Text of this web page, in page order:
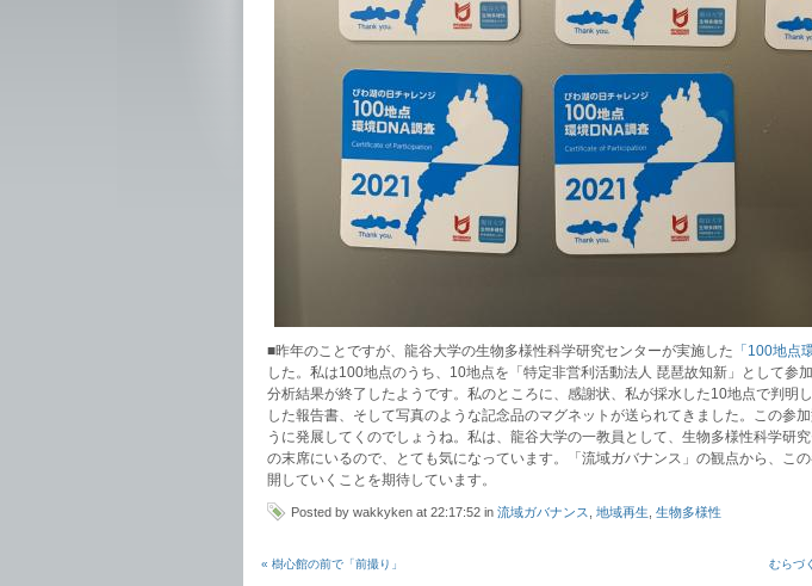
■昨年のことですが、龍谷大学の生物多様性科学研究センターが実施した 「100地点
した。私は100地点のうち、10地点を「特定非営利活動法人 琵琶故知新」として参
分析結果が終了したようです。私のところに、感謝状、私が採水した10地点で判明
した報告書、そして写真のような記念品のマグネットが送られてきました。この参
うに発展してくのでしょうね。私は、龍谷大学の一教員として、生物多様性科学研
の末席にいるので、とても気になっています。「流域ガバナンス」の観点から、こ
開していくことを期待しています。
Posted by wakkyken at 22:17:52 in 流域ガバナンス 地域再生 生物多様性
むらづ
« 樹心館の前で「前撮り」